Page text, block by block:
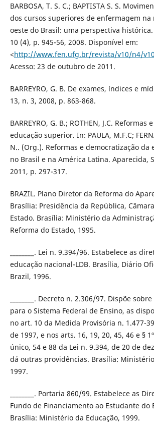
BARBOSA, T. S. C.; BAPTISTA S. S.
dos cursos superiores de enfermagem na
oeste do Brasil: uma perspectiva histórica.
10 (4), p. 945-56, 2008. Disponível em:
<http://www.fen.ufg.br/revista/v10/n4/
Acesso: 23 de outubro de 2011.
BARREYRO, G. B. De exames, índices e
13, n. 3, 2008, p. 863-868.
BARREYRO, G. B.; ROTHEN, J.C. Reformas
educação superior. In: PAULA, M.F.C;
N.. (Org.). Reformas e democratização da
no Brasil e na América Latina. Aparecida,
2011, p. 297-317.
BRAZIL. Plano Diretor da Reforma do
Brasília: Presidência da República,
Estado. Brasília: Ministério da
Reforma do Estado, 1995.
________. Lei n. 9.394/96. Estabelece as
educação nacional-LDB. Brasília, Diário
Brazil, 1996.
________. Decreto n. 2.306/97. Dispõe
para o Sistema Federal de Ensino, as
no art. 10 da Medida Provisória n. 1.477-
de 1997, e nos arts. 16, 19, 20, 45, 46 e §
único, 54 e 88 da Lei n. 9.394, de 20 de
dá outras providências. Brasília:
1997.
________. Portaria 860/99. Estabelece as
Fundo de Financiamento ao Estudante do
Brasília: Ministério da Educação, 1999.